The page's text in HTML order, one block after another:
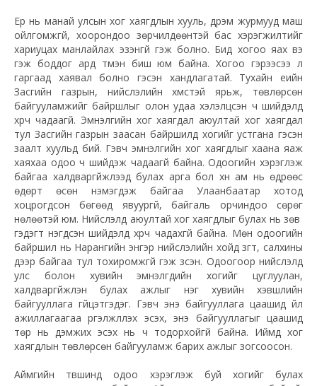
Ер нь манай улсын хог хаягдлын хууль, дүрэм журмууд маш
ойлгомжгүй, хоорондоо зөрчилдөөнтэй бас хэрэгжилтийг
хариуцах манлайлах эзэнгүй гэж болно. Бид хогоо яах вэ
гэж боддог ард түмэн биш юм байна. Хогоо гэрээсээ л
гаргаад хаявал болно гэсэн хандлагатай. Тухайн үеийн
Засгийн газрын, нийслэлийн хүмүүстэй ярьж, төвлөрсөн
байгууламжийг байршлыг олон удаа хэлэлцсэн ч шийдэлд
хүрч чадаагүй. Эмнэлгийн хог хаягдал аюултай хог хаягдал
тул Засгийн газрын заасан байршилд хогийг устгана гэсэн
заалт хуульд бий. Гэвч эмнэлгийн хог хаягдлыг хаана яаж
хаяхаа одоо ч шийдэж чадаагүй байна. Одоогийн хэрэглэж
байгаа халдваргүйжүүлээд булах арга бол хүн ам нь өдрөөс
өдөрт өсөн нэмэгдэж байгаа Улаанбаатар хотод
хоцрогдсон бөгөөд явуургүй, байгаль орчиндоо сөрөг
нөлөөтэй юм. Нийслэлд аюултай хог хаягдлыг булах нь зөв үү
гэдэгт нэгдсэн шийдэлд хүрч чадахгүй байна. Мөн одоогийн
байршил нь Нарангийн энгэр нийслэлийн хойд зүгт, салхины
дээр байгаа тул тохиромжгүй гэж үзсэн. Одоогоор нийслэлд
улс болон хувийн эмнэлгүүдийн хогийг цуглуулан,
халдваргүйжүүлэн булах ажлыг нэг хувийн хэвшлийн
байгууллага гүйцэтгэдэг. Гэвч энэ байгууллага цаашид үйл
ажиллагаагаа үргэлжлүүлэх эсэх, энэ байгууллагыг цаашид
төр нь дэмжих эсэх нь ч тодорхойгүй байна. Иймд хог
хаягдлын төвлөрсөн байгууламж барих ажлыг зогсоосон.
Аймгийн түвшинд одоо хэрэглэж буй хогийг булах